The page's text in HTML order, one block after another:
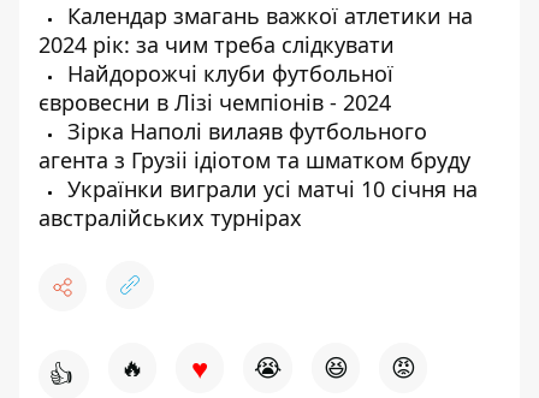
Календар змагань важкої атлетики на
2024 рік: за чим треба слідкувати
Найдорожчі клуби футбольної
євровесни в Лізі чемпіонів - 2024
Зірка Наполі вилаяв футбольного
агента з Грузіі ідіотом та шматком бруду
Українки виграли усі матчі 10 січня на
австралійських турнірах
👍 🔥 ♥ 😭 😆 😡